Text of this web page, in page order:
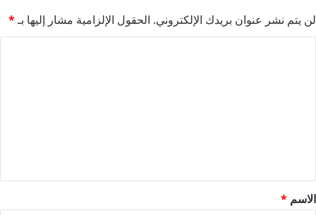
لن يتم نشر عنوان بريدك الإلكتروني. الحقول الإلزامية مشار إليها بـ*
*
الاسم *